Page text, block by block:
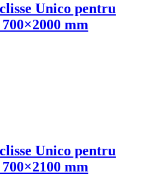
Unico pentru
mm
Unico pentru
mm